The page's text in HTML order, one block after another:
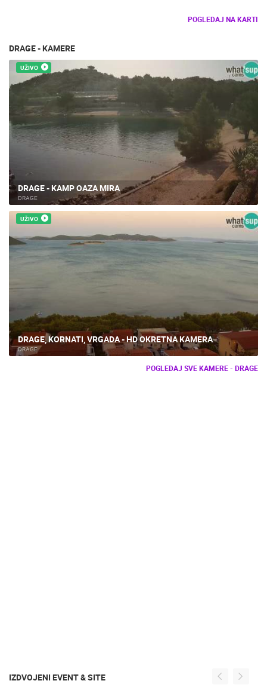
POGLEDAJ NA KARTI
DRAGE - KAMERE
UŽIVO
DRAGE - KAMP OAZA MIRA
DRAGE
UŽIVO
DRAGE, KORNATI, VRGADA - HD OKRETNA KAMERA
DRAGE
POGLEDAJ SVE KAMERE - DRAGE
IZDVOJENI EVENT & SITE